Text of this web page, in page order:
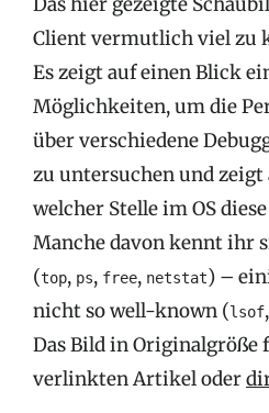
Client vermutlich viel zu
Es zeigt auf einen Blick
Möglichkeiten, um die
über verschiedene
zu untersuchen und zeigt
welcher Stelle im OS
Manche davon kennt ihr
(top, ps, free, netstat) –
nicht so well-known (lsof,
Das Bild in
verlinkten Artikel oder